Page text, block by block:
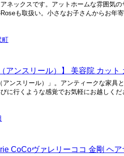
ネックスです。アットホームな雰囲気
も取扱い。小さなお子さんからお年
町
アンスリール）】 美容院 カット
ンスリール）」。アンティークな家具
に行くような感覚でお気軽にお越しくだ
CoCoヴァレリーココ 金剛 ヘア